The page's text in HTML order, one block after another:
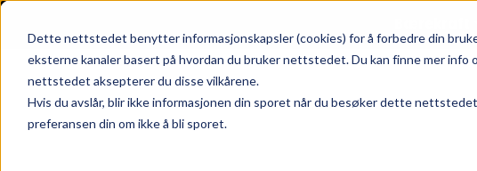
Dette nettstedet benytter informasjonskapsler (cookies) for å forbedre din
eksterne kanaler basert på hvordan du bruker nettstedet. Du kan finne mer info
nettstedet aksepterer du disse vilkårene.
Hvis du avslår, blir ikke informasjonen din sporet når du besøker dette
preferansen din om ikke å bli sporet.
Skip to main content